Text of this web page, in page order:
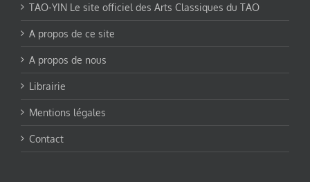
TAO-YIN Le site officiel des Arts Classiques du TAO
A propos de ce site
A propos de nous
Librairie
Mentions légales
Contact